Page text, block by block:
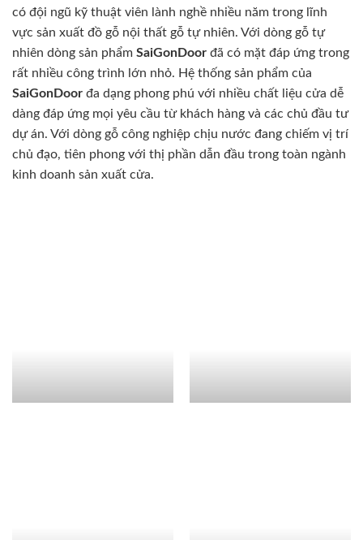
có đội ngũ kỹ thuật viên lành nghề nhiều năm trong lĩnh
vực sản xuất đồ gỗ nội thất gỗ tự nhiên. Với dòng gỗ tự
nhiên dòng sản phẩm SaiGonDoor đã có mặt đáp ứng trong
rất nhiều công trình lớn nhỏ. Hệ thống sản phẩm của
SaiGonDoor đa dạng phong phú với nhiều chất liệu cửa dễ
dàng đáp ứng mọi yêu cầu từ khách hàng và các chủ đầu tư
dự án. Với dòng gỗ công nghiệp chịu nước đang chiếm vị trí
chủ đạo, tiên phong với thị phần dẫn đầu trong toàn ngành
kinh doanh sản xuất cửa.